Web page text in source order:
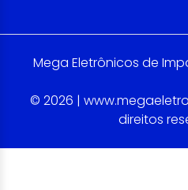
Mega Eletrônicos de
© 2026 |
direitos